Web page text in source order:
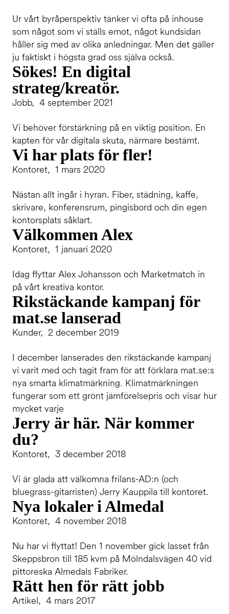
Ur vårt byråperspektiv tänker vi ofta på inhouse
som något som vi ställs emot, något kundsidan
håller sig med av olika anledningar. Men det gäller
ju faktiskt i högsta grad oss själva också.
Sökes! En digital
strateg/kreatör.
Jobb, 4 september 2021
Vi behöver förstärkning på en viktig position. En
kapten för vår digitala skuta, närmare bestämt.
Vi har plats för fler!
Kontoret, 1 mars 2020
Nästan allt ingår i hyran. Fiber, städning, kaffe,
skrivare, konferensrum, pingisbord och din egen
kontorsplats såklart.
Välkommen Alex
Kontoret, 1 januari 2020
Idag flyttar Alex Johansson och Marketmatch in
på vårt kreativa kontor.
Rikstäckande kampanj för
mat.se lanserad
Kunder, 2 december 2019
I december lanserades den rikstäckande kampanj
vi varit med och tagit fram för att förklara mat.se:s
nya smarta klimatmärkning. Klimatmärkningen
fungerar som ett grönt jämförelsepris och visar hur
mycket varje
Jerry är här. När kommer
du?
Kontoret, 3 december 2018
Vi är glada att välkomna frilans-AD:n (och
bluegrass-gitarristen) Jerry Kauppila till kontoret.
Nya lokaler i Almedal
Kontoret, 4 november 2018
Nu har vi flyttat! Den 1 november gick lasset från
Skeppsbron till 185 kvm på Mölndalsvägen 40 vid
pittoreska Almedals Fabriker.
Rätt hen för rätt jobb
Artikel, 4 mars 2017